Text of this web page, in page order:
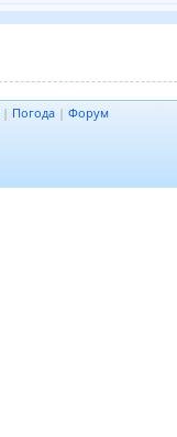
| Погода | Форум